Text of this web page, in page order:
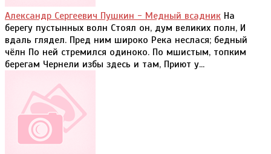
Александр Сергеевич Пушкин - Медный всадник На
берегу пустынных волн Стоял он, дум великих полн, И
вдаль глядел. Пред ним широко Река неслася; бедный
чёлн По ней стремился одиноко. По мшистым, топким
берегам Чернели избы здесь и там, Приют у...